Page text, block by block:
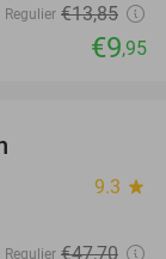
Regulier €13,85
€9,95
9.3 star
Regulier €47,70